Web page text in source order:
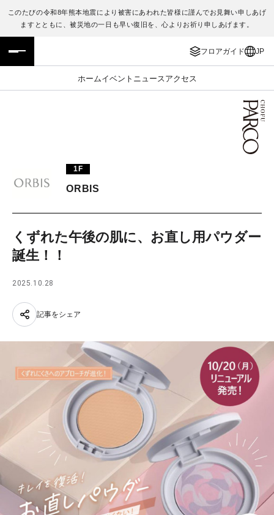
このたびの令和8年熊本地震により被害にあわれた皆様に謹んでお見舞い申しあげ
ますとともに、被災地の一日も早い復旧を、心よりお祈り申しあげます。
フロアガイド JP
ホームイベント ニュース アクセス
フロアガイド
施設案内・アクセス
TAX FREE
JP
ENGLISH
繁体字
日本語
1F
ORBIS
くずれた午後の肌に、お直し用パウダー
誕生！！
2025.10.28
記事をシェア